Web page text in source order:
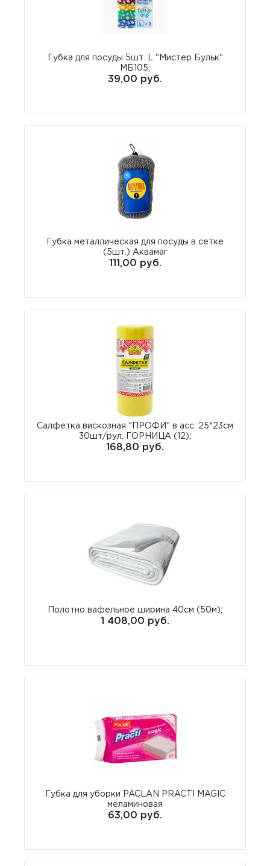
Губка для посуды 5шт. L "Мистер Бульк"
МБ105;
39,00 руб.
Губка металлическая для посуды в сетке
(5шт.) Аквамаг
111,00 руб.
Салфетка вискозная "ПРОФИ" в асс. 25*23см
30шт/рул. ГОРНИЦА (12);
168,80 руб.
Полотно вафельное ширина 40см (50м);
1 408,00 руб.
Губка для уборки PACLAN PRACTI MAGIC
меламиновая
63,00 руб.